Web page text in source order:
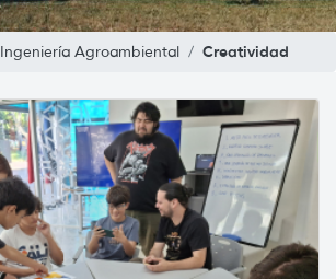
Ingeniería Agroambiental Creatividad